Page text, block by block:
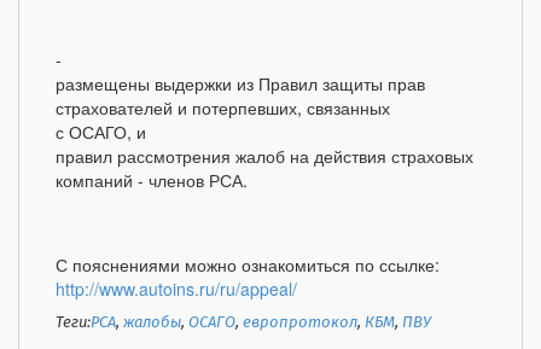
-
размещены выдержки из Правил защиты прав
страхователей и потерпевших, связанных
с ОСАГО, и
правил рассмотрения жалоб на действия страховых
компаний - членов РСА.
С пояснениями можно ознакомиться по ссылке:
http://www.autoins.ru/ru/appeal/
Теги:РСА,жалобы,ОСАГО,европротокол, КБМ, ПВУ